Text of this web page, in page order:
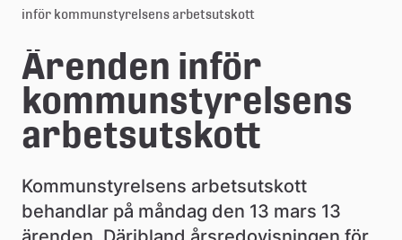
l
e
å
k
o
m
inför kommunstyrelsens arbetsutskott
Ärenden inför
kommunstyrelsens
arbetsutskott
Kommunstyrelsens arbetsutskott
behandlar på måndag den 13 mars 13